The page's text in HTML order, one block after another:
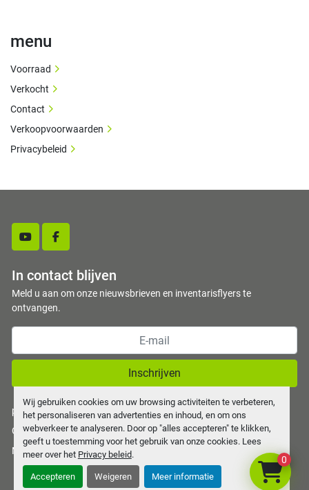
Wij gebruiken cookies om uw browsing activiteiten te verbeteren,
het personaliseren van advertenties en inhoud, en om ons
webverkeer te analyseren. Door op "alles accepteren" te klikken,
geeft u toestemming voor het gebruik van onze cookies. Lees
meer over het Privacy beleid.
Accepteren Weigeren Meer informatie
youtubefacebook
In contact blijven
Meld u aan om onze nieuwsbrieven en inventarisflyers te
ontvangen.
Inschrijven
privacy policy
Cookies beheren
Machinio Systemwebsite door
menu
Voorraad
Verkocht
Contact
Verkoopvoorwaarden
Privacybeleid
0